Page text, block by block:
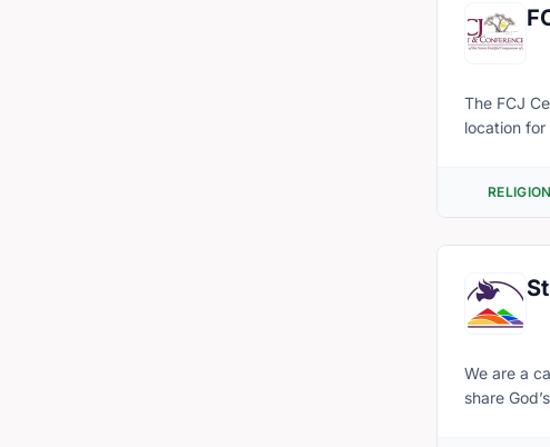
The FCJ
location
an event,
RELIGION
We are a
share God’s love with